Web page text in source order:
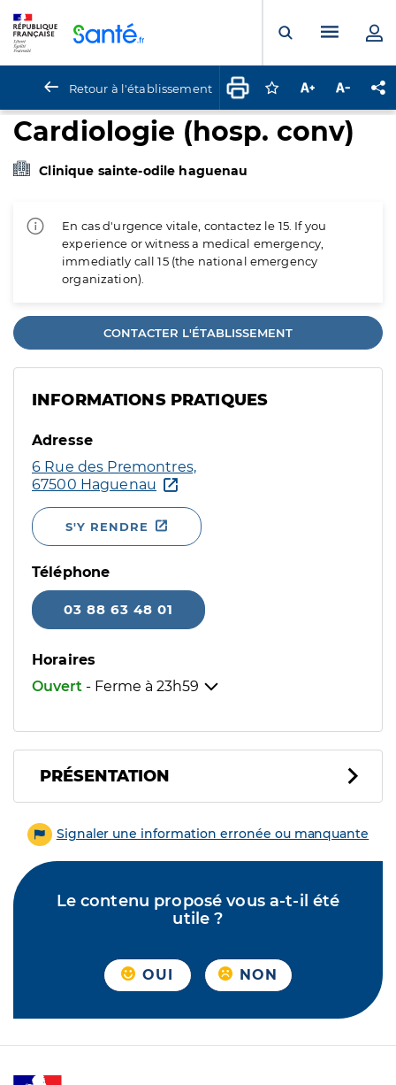
Ouvrir laMenu
Retour à l'établissement Connectez-vous
Augmenter la
Cardiologie (hosp. conv)
Clinique sainte-odile haguenau
En cas d'urgence vitale, contactez le 15. If you
experience or witness a medical emergency,
immediatly call 15 (the national emergency
organization).
CONTACTER L'ÉTABLISSEMENT
INFORMATIONS PRATIQUES
Adresse
6 Rue des Premontres,
67500 Haguenau
S'Y RENDRE
Téléphone
03 88 63 48 01
Horaires
Ouvert - Ferme à 23h59
PRÉSENTATION
Signaler une information erronée ou manquante
Le contenu proposé vous a-t-il été
utile ?
OUI NON